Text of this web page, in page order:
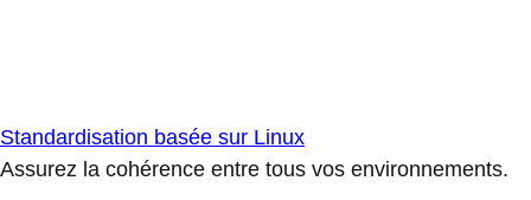
Standardisation basée sur Linux
Assurez la cohérence entre tous vos environnements.